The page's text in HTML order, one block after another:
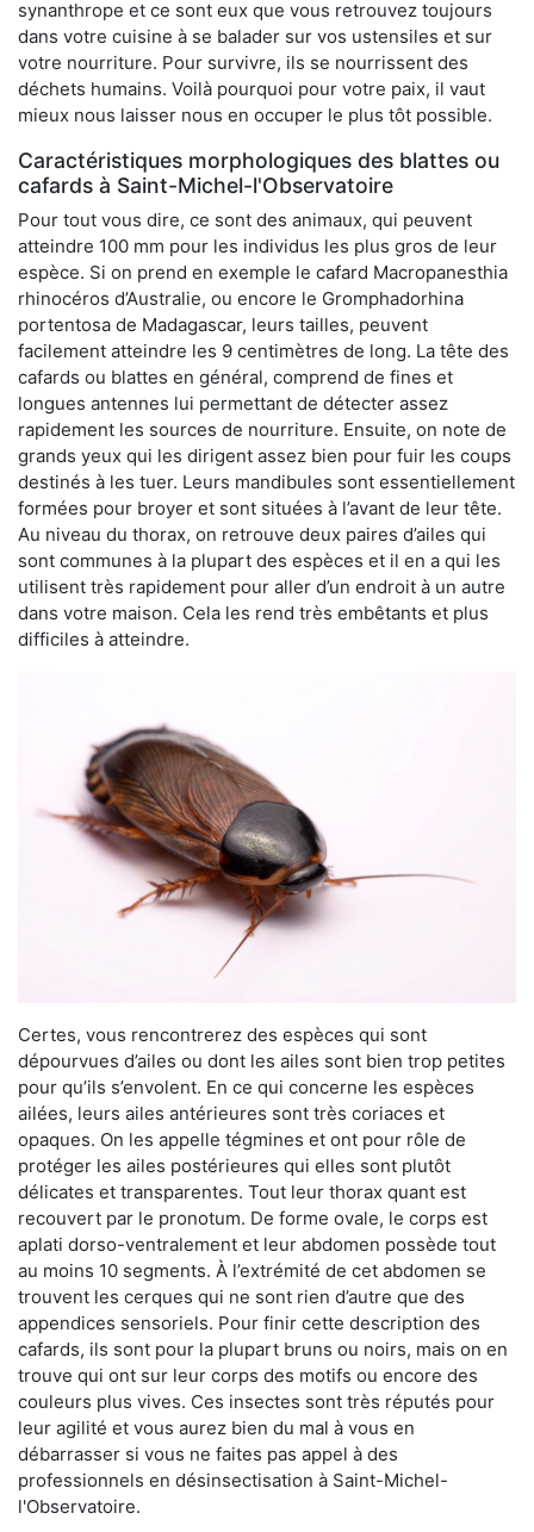
synanthrope et ce sont eux que vous retrouvez toujours
dans votre cuisine à se balader sur vos ustensiles et sur
votre nourriture. Pour survivre, ils se nourrissent des
déchets humains. Voilà pourquoi pour votre paix, il vaut
mieux nous laisser nous en occuper le plus tôt possible.
Caractéristiques morphologiques des blattes ou
cafards à Saint-Michel-l'Observatoire
Pour tout vous dire, ce sont des animaux, qui peuvent
atteindre 100 mm pour les individus les plus gros de leur
espèce. Si on prend en exemple le cafard Macropanesthia
rhinocéros d’Australie, ou encore le Gromphadorhina
portentosa de Madagascar, leurs tailles, peuvent
facilement atteindre les 9 centimètres de long. La tête des
cafards ou blattes en général, comprend de fines et
longues antennes lui permettant de détecter assez
rapidement les sources de nourriture. Ensuite, on note de
grands yeux qui les dirigent assez bien pour fuir les coups
destinés à les tuer. Leurs mandibules sont essentiellement
formées pour broyer et sont situées à l’avant de leur tête.
Au niveau du thorax, on retrouve deux paires d’ailes qui
sont communes à la plupart des espèces et il en a qui les
utilisent très rapidement pour aller d’un endroit à un autre
dans votre maison. Cela les rend très embêtants et plus
difficiles à atteindre.
Certes, vous rencontrerez des espèces qui sont
dépourvues d’ailes ou dont les ailes sont bien trop petites
pour qu’ils s’envolent. En ce qui concerne les espèces
ailées, leurs ailes antérieures sont très coriaces et
opaques. On les appelle tégmines et ont pour rôle de
protéger les ailes postérieures qui elles sont plutôt
délicates et transparentes. Tout leur thorax quant est
recouvert par le pronotum. De forme ovale, le corps est
aplati dorso-ventralement et leur abdomen possède tout
au moins 10 segments. À l’extrémité de cet abdomen se
trouvent les cerques qui ne sont rien d’autre que des
appendices sensoriels. Pour finir cette description des
cafards, ils sont pour la plupart bruns ou noirs, mais on en
trouve qui ont sur leur corps des motifs ou encore des
couleurs plus vives. Ces insectes sont très réputés pour
leur agilité et vous aurez bien du mal à vous en
débarrasser si vous ne faites pas appel à des
professionnels en désinsectisation à Saint-Michel-
l'Observatoire.